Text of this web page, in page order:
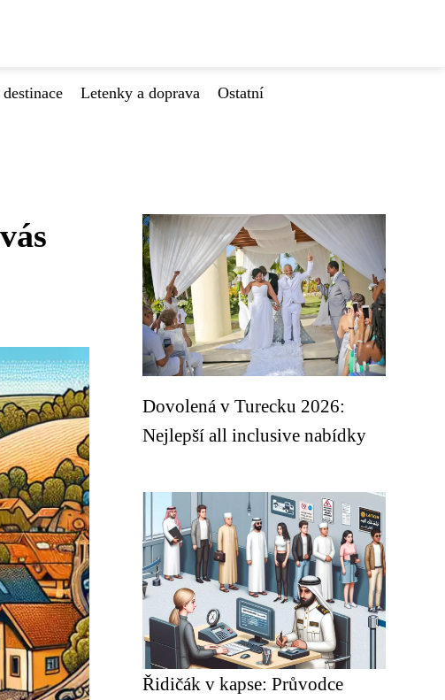
Letenky a doprava
Ostatní
Dovolená v Turecku 2026:
Nejlepší all inclusive nabídky
Řidičák v kapse: Průvodce